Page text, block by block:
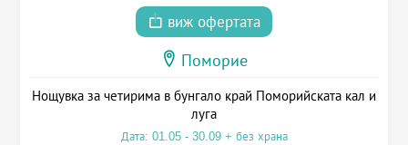
виж офертата
Поморие
Нощувка за четирима в бунгало край Поморийската кал и
луга
Дата: 01.05 - 30.09 + без храна